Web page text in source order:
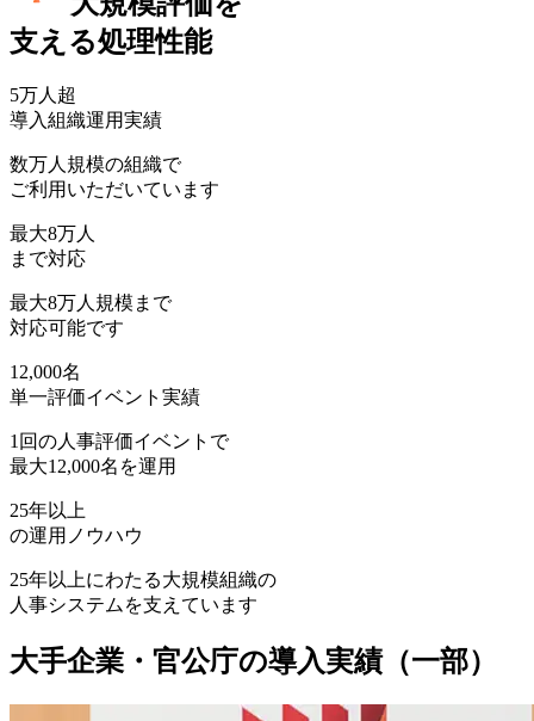
支える処理性能
5万人超
導入組織運用実績
数万人規模の組織で
ご利用いただいています
最大8万人
まで対応
最大8万人規模まで
対応可能です
12,000名
単一評価イベント実績
1回の人事評価イベントで
最大12,000名を運用
25年以上
の運用ノウハウ
25年以上にわたる大規模組織の
人事システムを支えています
大手企業・官公庁の導入実績（一部）